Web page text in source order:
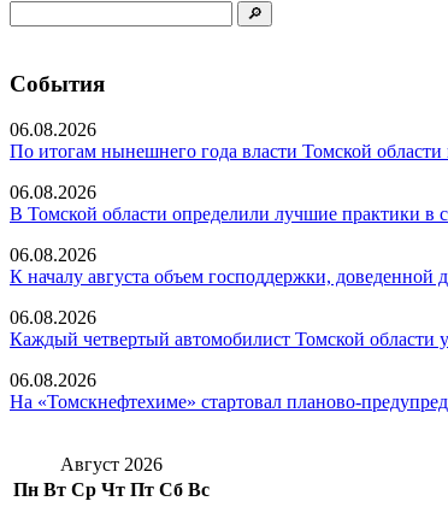
События
06.08.2026
По итогам нынешнего года власти Томской
06.08.2026
В Томской области определили лучшие практики в
06.08.2026
К началу августа объем господдержки, доведенной
06.08.2026
Каждый четвертый автомобилист Томской области
06.08.2026
На «Томскнефтехиме» стартовал планово-
Август 2026
Пн Вт Ср Чт Пт Сб Вс